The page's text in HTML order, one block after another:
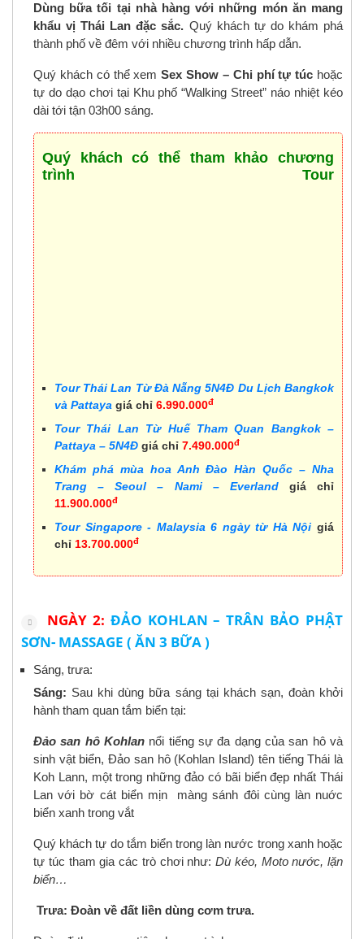
Dùng bữa tối tại nhà hàng với những món ăn mang
khẩu vị Thái Lan đặc sắc. Quý khách tự do khám phá
thành phố về đêm với nhiều chương trình hấp dẫn.
Quý khách có thể xemSex Show – Chi phí tự túc hoặc
tự do dạo chơi tại Khu phố “Walking Street” náo nhiệt kéo
dài tới tận 03h00 sáng.
Quý khách có thể tham khảo chương
trình Tour
Tour Thái Lan Từ Đà Nẵng 5N4Đ Du Lịch Bangkok
và Pattaya giá chỉ 6.990.000đ
Tour Thái Lan Từ Huế Tham Quan Bangkok –
Pattaya – 5N4Đ giá chỉ 7.490.000đ
Khám phá mùa hoa Anh Đào Hàn Quốc – Nha
Trang – Seoul – Nami – Everlandgiá chỉ
11.900.000đ
Tour Singapore - Malaysia 6 ngày từ Hà Nội giá
chỉ 13.700.000đ
NGÀY 2: ĐẢO KOHLAN – TRÂN BẢO PHẬT
SƠN- MASSAGE ( ĂN 3 BỮA )
Sáng, trưa:
Sáng: Sau khi dùng bữa sáng tại khách sạn, đoàn khởi
hành tham quan tắm biển tại:
Đảo san hô Kohlan nổi tiếng sự đa dạng của san hô và
sinh vật biển, Đảo san hô (Kohlan Island) tên tiếng Thái là
Koh Lann, một trong những đảo có bãi biển đẹp nhất Thái
Lan với bờ cát biển mịn màng sánh đôi cùng làn nuớc
biển xanh trong vắt
Quý khách tự do tắm biển trong làn nước trong xanh hoặc
tự túc tham gia các trò chơi như: Dù kéo, Moto nước, lặn
biển…
Trưa: Đoàn về đất liền dùng cơm trưa.